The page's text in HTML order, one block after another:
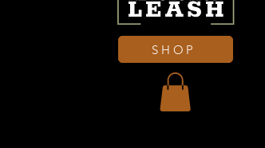
SHOP